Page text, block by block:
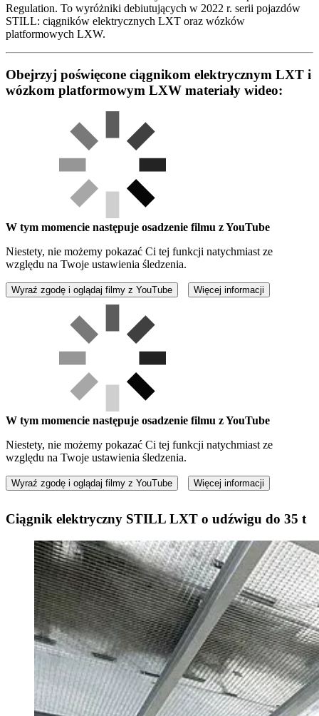
Regulation. To wyróżniki debiutujących w 2022 r. serii pojazdów
STILL: ciągników elektrycznych LXT oraz wózków
platformowych LXW.
Obejrzyj poświęcone ciągnikom elektrycznym LXT i
wózkom platformowym LXW materiały wideo:
W tym momencie następuje osadzenie filmu z YouTube
Niestety, nie możemy pokazać Ci tej funkcji natychmiast ze
względu na Twoje ustawienia śledzenia.
Wyraź zgodę i oglądaj filmy z YouTube Więcej informacji
W tym momencie następuje osadzenie filmu z YouTube
Niestety, nie możemy pokazać Ci tej funkcji natychmiast ze
względu na Twoje ustawienia śledzenia.
Wyraź zgodę i oglądaj filmy z YouTube Więcej informacji
Ciągnik elektryczny STILL LXT o udźwigu do 35 t